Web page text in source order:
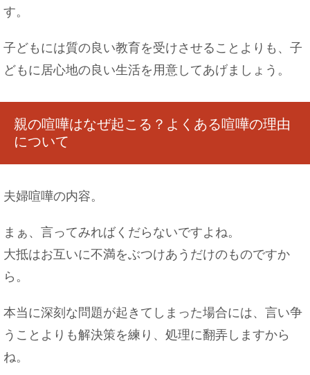
す。
子どもには質の良い教育を受けさせることよりも、子
どもに居心地の良い生活を用意してあげましょう。
親の喧嘩はなぜ起こる？よくある喧嘩の理由
について
夫婦喧嘩の内容。
まぁ、言ってみればくだらないですよね。
大抵はお互いに不満をぶつけあうだけのものですか
ら。
本当に深刻な問題が起きてしまった場合には、言い争
うことよりも解決策を練り、処理に翻弄しますから
ね。